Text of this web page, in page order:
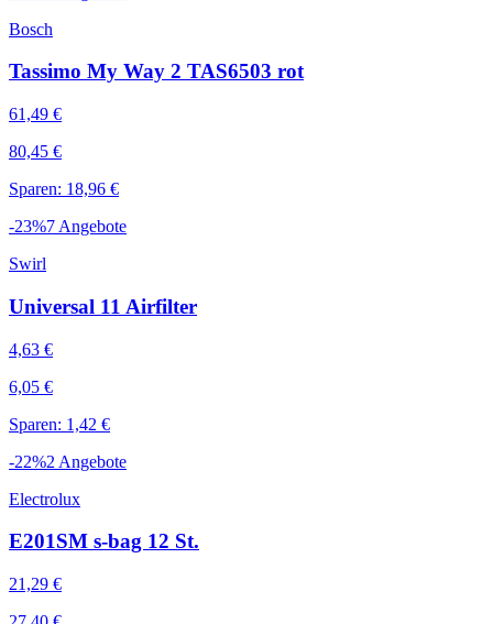
Bosch
Tassimo My Way 2 TAS6503 rot
61,49 €
80,45 €
Sparen: 18,96 €
-23%7 Angebote
Swirl
Universal 11 Airfilter
4,63 €
6,05 €
Sparen: 1,42 €
-22%2 Angebote
Electrolux
E201SM s-bag 12 St.
21,29 €